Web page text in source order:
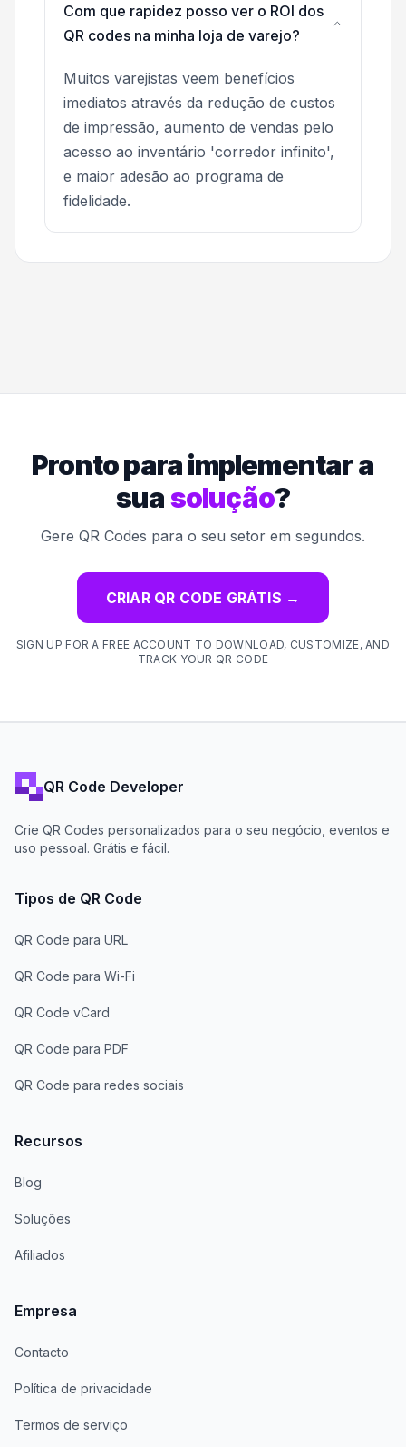
Com que rapidez posso ver o ROI dos
QR codes na minha loja de varejo?
Muitos varejistas veem benefícios
imediatos através da redução de custos
de impressão, aumento de vendas pelo
acesso ao inventário 'corredor infinito',
e maior adesão ao programa de
fidelidade.
Pronto para implementar a
suasolução?
Gere QR Codes para o seu setor em segundos.
CRIAR QR CODE GRÁTIS →
SIGN UP FOR A FREE ACCOUNT TO DOWNLOAD, CUSTOMIZE, AND
TRACK YOUR QR CODE
QR Code Developer
Crie QR Codes personalizados para o seu negócio, eventos e
uso pessoal. Grátis e fácil.
Tipos de QR Code
QR Code para URL
QR Code para Wi-Fi
QR Code vCard
QR Code para PDF
QR Code para redes sociais
Recursos
Blog
Soluções
Afiliados
Empresa
Contacto
Política de privacidade
Termos de serviço